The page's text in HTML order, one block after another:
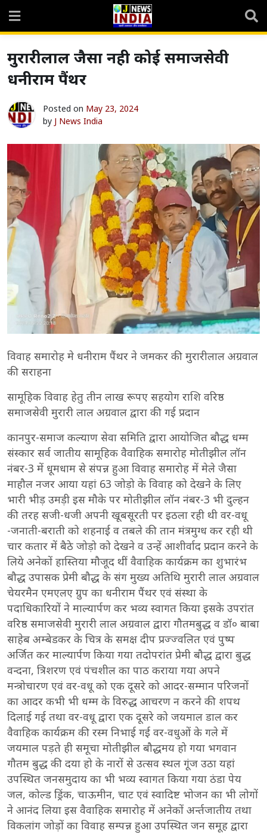
content
मुरारीलाल जैसा नही कोई समाजसेवी
धनीराम पैंथर
Posted on May 23, 2024
by J News India
विवाह समारोह मे धनीराम पैंथर ने जमकर की मुरारीलाल अग्रवाल
की सराहना
सामूहिक विवाह हेतु तीन लाख रूपए सहयोग राशि वरिष्ठ
समाजसेवी मुरारी लाल अग्रवाल द्वारा की गई प्रदान
कानपुर-समाज कल्याण सेवा समिति द्वारा आयोजित बौद्ध धम्म
संस्कार सर्व जातीय सामूहिक वैवाहिक समारोह मोतीझील लॉन
नंबर-3 में धूमधाम से संपन्न हुआ विवाह समारोह में मेले जैसा
माहौल नजर आया यहां 63 जोड़ो के विवाह को देखने के लिए
भारी भीड़ उमड़ी इस मौके पर मोतीझील लॉन नंबर-3 भी दुल्हन
की तरह सजी-धजी अपनी खूबसूरती पर इठला रही थी वर-वधू
-जनाती-बराती को शहनाई व तबले की तान मंत्रमुग्ध कर रही थी
चार कतार में बैठे जोड़ो को देखने व उन्हें आशीर्वाद प्रदान करने के
लिये अनेकों हास्तिया मौजूद थीं वैवाहिक कार्यक्रम का शुभारंभ
बौद्ध उपासक प्रेमी बौद्ध के संग मुख्य अतिथि मुरारी लाल अग्रवाल
चेयरमैन एमएलए ग्रुप का धनीराम पैंथर एवं संस्था के
पदाधिकारियों ने माल्यार्पण कर भव्य स्वागत किया इसके उपरांत
वरिष्ठ समाजसेवी मुरारी लाल अग्रवाल द्वारा गौतमबुद्ध व डॉ० बाबा
साहेब अम्बेडकर के चित्र के समक्ष दीप प्रज्ज्वलित एवं पुष्प
अर्जित कर माल्यार्पण किया गया तदोपरांत प्रेमी बौद्ध द्वारा बुद्ध
वन्दना, त्रिशरण एवं पंचशील का पाठ कराया गया अपने
मन्त्रोचारण एवं वर-वधू को एक दूसरे को आदर-सम्मान परिजनों
का आदर कभी भी धम्म के विरुद्ध आचरण न करने की शपथ
दिलाई गई तथा वर-वधू द्वारा एक दूसरे को जयमाल डाल कर
वैवाहिक कार्यक्रम की रस्म निभाई गई वर-वधुओं के गले में
जयमाल पड़ते ही समूचा मोतीझील बौद्धमय हो गया भगवान
गौतम बुद्ध की दया हो के नारों से उत्सव स्थल गूंज उठा यहां
उपस्थित जनसमुदाय का भी भव्य स्वागत किया गया ठंडा पेय
जल, कोल्ड ड्रिंक, चाऊमीन, चाट एवं स्वादिष्ट भोजन का भी लोगों
ने आनंद लिया इस वैवाहिक समारोह में अनेकों अर्न्तजातीय तथा
विकलांग जोड़ों का विवाह सम्पन्न हुआ उपस्थित जन समूह द्वारा